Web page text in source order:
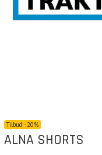
Tilbud:-20%
ALNA SHORTS